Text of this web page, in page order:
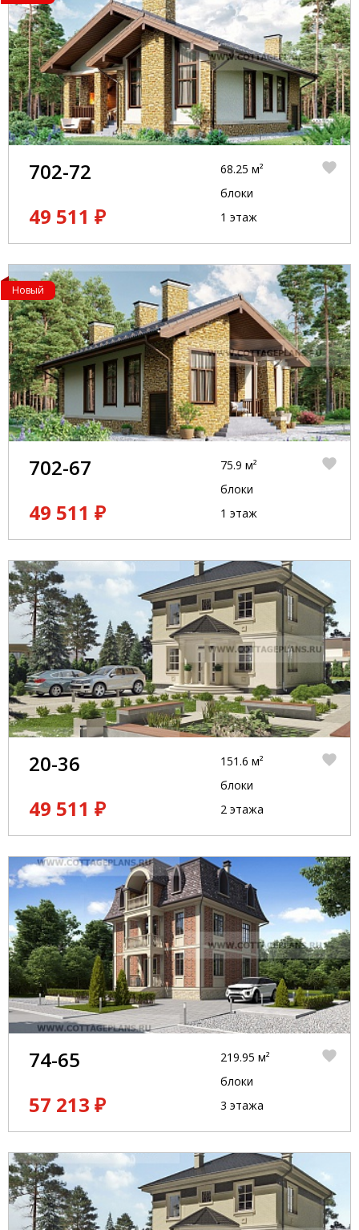
702-72
49 511 ₽
68.25 м²
блоки
1 этаж
Новый
702-67
49 511 ₽
75.9 м²
блоки
1 этаж
20-36
49 511 ₽
151.6 м²
блоки
2 этажа
74-65
57 213 ₽
219.95 м²
блоки
3 этажа